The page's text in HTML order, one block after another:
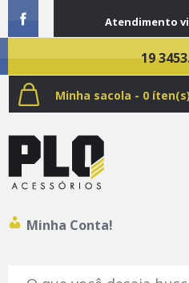
Atendimento
19
Minha sacola - 0 íten(s)
Minha Conta!